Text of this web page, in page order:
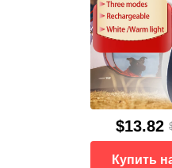
$13.82
Купить